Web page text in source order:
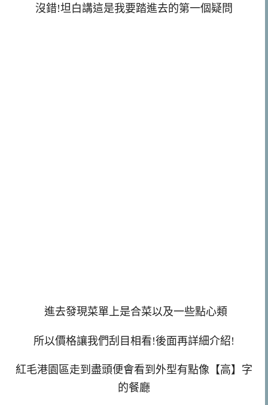
沒錯!坦白講這是我要踏進去的第一個疑問
進去發現菜單上是合菜以及一些點心類
所以價格讓我們刮目相看!後面再詳細介紹!
紅毛港園區走到盡頭便會看到外型有點像【高】字
的餐廳